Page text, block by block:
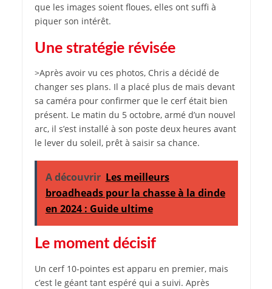
que les images soient floues, elles ont suffi à
piquer son intérêt.
Une stratégie révisée
>Après avoir vu ces photos, Chris a décidé de
changer ses plans. Il a placé plus de maïs devant
sa caméra pour confirmer que le cerf était bien
présent. Le matin du 5 octobre, armé d’un nouvel
arc, il s’est installé à son poste deux heures avant
le lever du soleil, prêt à saisir sa chance.
A découvrir Les meilleurs
broadheads pour la chasse à la dinde
en 2024 : Guide ultime
Le moment décisif
Un cerf 10-pointes est apparu en premier, mais
c’est le géant tant espéré qui a suivi. Après